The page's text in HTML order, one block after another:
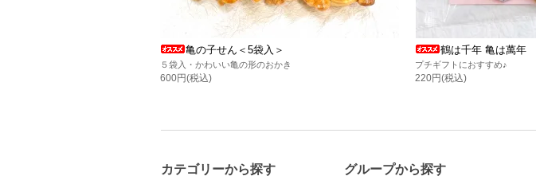
亀の子せん＜5袋入＞
５袋入・かわいい亀の形のおかき
600円(税込)
鶴は千年 亀は萬年
プチギフトにおすすめ♪
220円(税込)
カテゴリーから探す グループから探す